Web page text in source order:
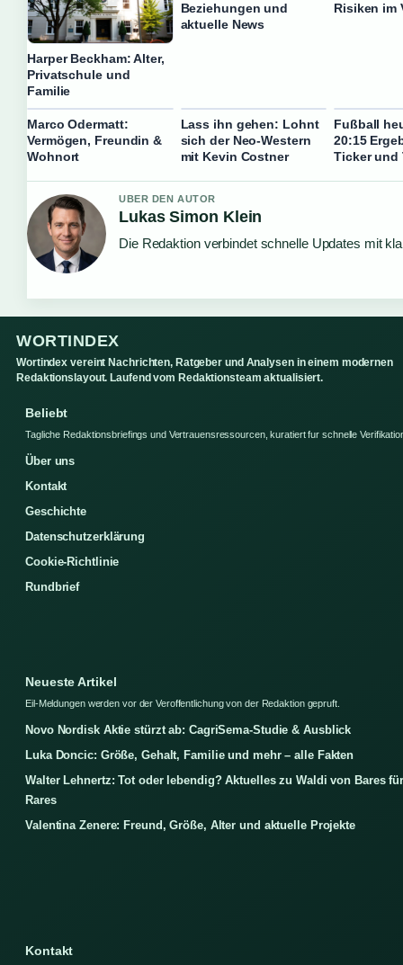
Harper Beckham: Alter,
Privatschule und
Familie
Beziehungen und
aktuelle News
Risiken im
Marco Odermatt:
Vermögen, Freundin &
Wohnort
Lass ihn gehen: Lohnt
sich der Neo-Western
mit Kevin Costner
Fußball
20:15
Ticker und
UBER DEN AUTOR
Lukas Simon Klein
Die Redaktion verbindet schnelle Updates mit
WORTINDEX
Wortindex vereint Nachrichten, Ratgeber und Analysen in einem modernen
Redaktionslayout. Laufend vom Redaktionsteam aktualisiert.
Beliebt
Tagliche Redaktionsbriefings und Vertrauensressourcen, kuratiert fur schnelle
Über uns
Kontakt
Geschichte
Datenschutzerklärung
Cookie-Richtlinie
Rundbrief
Neueste Artikel
Eil-Meldungen werden vor der Veroffentlichung von der Redaktion gepruft.
Novo Nordisk Aktie stürzt ab: CagriSema-Studie & Ausblick
Luka Doncic: Größe, Gehalt, Familie und mehr – alle Fakten
Walter Lehnertz: Tot oder lebendig? Aktuelles zu Waldi von Bares
Rares
Valentina Zenere: Freund, Größe, Alter und aktuelle Projekte
Kontakt